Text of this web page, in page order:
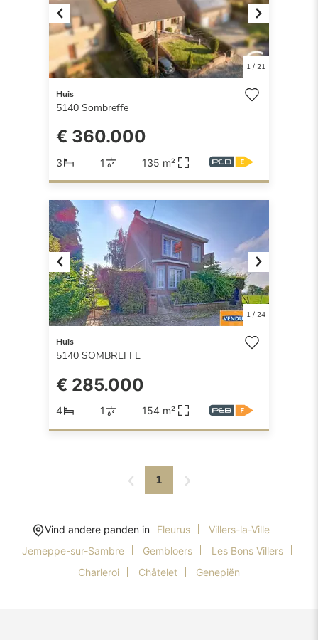
Previous Next
1/ 21
Huis
5140 Sombreffe
€ 360.000
3 1 135 m²
Previous Next
1/ 24
Huis
5140 SOMBREFFE
€ 285.000
4 1 154 m²
1
Vind andere panden in Fleurus
Villers-la-Ville
Jemeppe-sur-Sambre
Gembloers
Les Bons Villers
Charleroi
Châtelet Genepiën